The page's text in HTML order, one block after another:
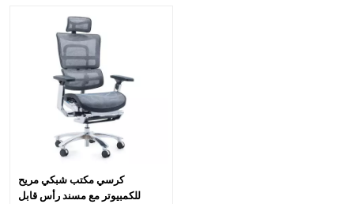
كرسي مكتب شبكي مريح
للكمبيوتر مع مسند رأس قابل